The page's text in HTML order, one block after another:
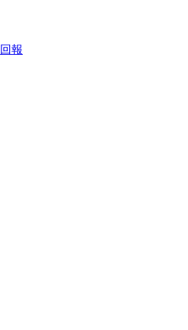
回報